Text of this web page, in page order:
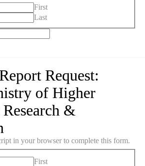
First
Last
Request:
of Higher
&
in your browser to complete this form.
First